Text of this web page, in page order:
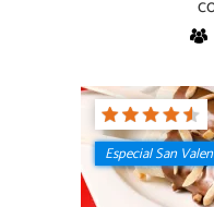
Especial San